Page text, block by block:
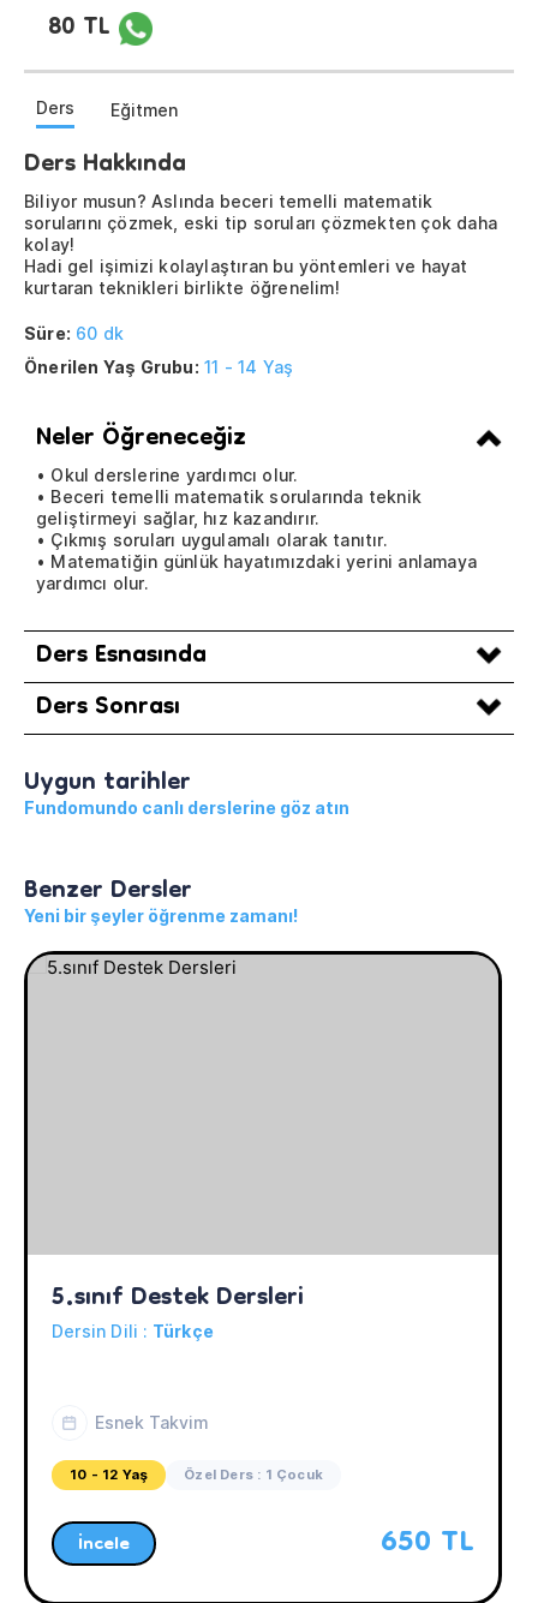
80 TL
Ders Eğitmen
Ders Hakkında
Biliyor musun? Aslında beceri temelli matematik
sorularını çözmek, eski tip soruları çözmekten çok daha
kolay!
Hadi gel işimizi kolaylaştıran bu yöntemleri ve hayat
kurtaran teknikleri birlikte öğrenelim!
Süre: 60 dk
Önerilen Yaş Grubu: 11 - 14 Yaş
Neler Öğreneceğiz
• Okul derslerine yardımcı olur.
• Beceri temelli matematik sorularında teknik
geliştirmeyi sağlar, hız kazandırır.
• Çıkmış soruları uygulamalı olarak tanıtır.
• Matematiğin günlük hayatımızdaki yerini anlamaya
yardımcı olur.
Ders Esnasında
Ders Sonrası
Uygun tarihler
Fundomundo canlı derslerine göz atın
Benzer Dersler
Yeni bir şeyler öğrenme zamanı!
5.sınıf Destek Dersleri
Dersin Dili : Türkçe
Esnek Takvim
10 - 12 Yaş Özel Ders : 1 Çocuk
İncele 650 TL